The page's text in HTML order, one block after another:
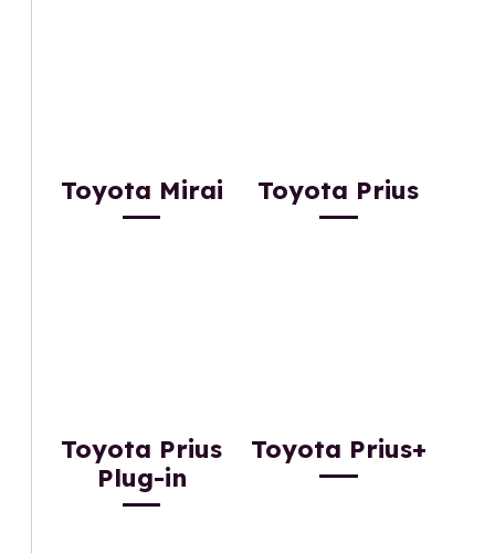
Toyota Mirai Toyota Prius
Toyota Prius
Plug-in
Toyota Prius+